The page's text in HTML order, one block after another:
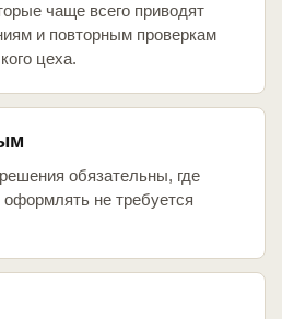
чаще всего приводят
и повторным проверкам
цеха.
обязательны, где
не требуется